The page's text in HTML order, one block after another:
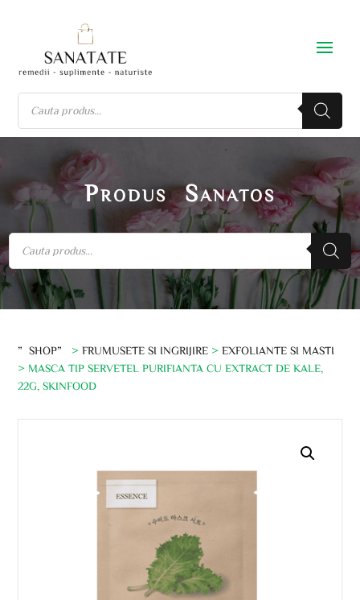
Produs Sanatos
”SHOP” >FRUMUSETE SI INGRIJIRE >EXFOLIANTE SI MASTI
> MASCA TIP SERVETEL PURIFIANTA CU EXTRACT DE KALE,
22G, SKINFOOD